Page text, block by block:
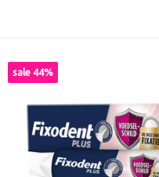
sale 44%